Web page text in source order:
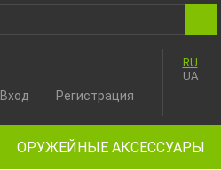
RU
UA
Вход Регистрация
ОРУЖЕЙНЫЕ АКСЕССУАРЫ